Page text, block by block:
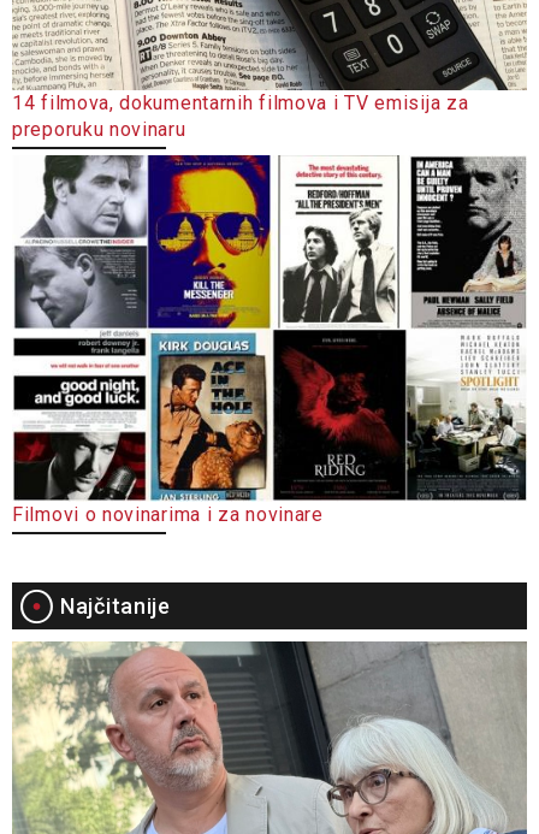
14 filmova, dokumentarnih filmova i TV emisija za
preporuku novinaru
Filmovi o novinarima i za novinare
Najčitanije